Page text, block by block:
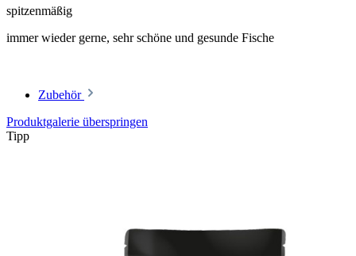
spitzenmäßig
immer wieder gerne, sehr schöne und gesunde Fische
Zubehör
Produktgalerie überspringen
Tipp